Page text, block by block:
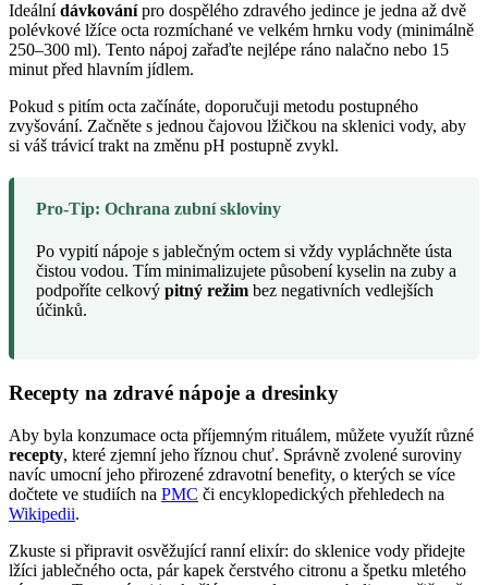
Ideálnídávkovánípro dospělého zdravého jedince je jedna až dvě
polévkové lžíce octa rozmíchané ve velkém hrnku vody (minimálně
250–300 ml). Tento nápoj zařaďte nejlépe ráno nalačno nebo 15
minut před hlavním jídlem.
Pokud s pitím octa začínáte, doporučuji metodu postupného
zvyšování. Začněte s jednou čajovou lžičkou na sklenici vody, aby
si váš trávicí trakt na změnu pH postupně zvykl.
Pro-Tip: Ochrana zubní skloviny
Po vypití nápoje s jablečným octem si vždy vypláchněte ústa
čistou vodou. Tím minimalizujete působení kyselin na zuby a
podpoříte celkový pitný režim bez negativních vedlejších
účinků.
Recepty na zdravé nápoje a dresinky
Aby byla konzumace octa příjemným rituálem, můžete využít různé
recepty, které zjemní jeho říznou chuť. Správně zvolené suroviny
navíc umocní jeho přirozené zdravotní benefity, o kterých se více
dočtete ve studiích na PMC či encyklopedických přehledech na
Wikipedii.
Zkuste si připravit osvěžující ranní elixír: do sklenice vody přidejte
lžíci jablečného octa, pár kapek čerstvého citronu a špetku mletého